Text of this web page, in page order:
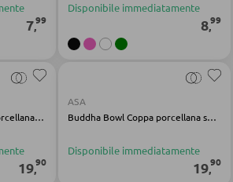
DA SOGGIORNO
divano
imbottite
ILLUMINOTECNICA
7,99
Disponibile immediatamente
8,99
Piatto gourmet Coppa porcellana shiso verde
19,90
ASA
Buddha Bowl Coppa porcellana shiso verde
Disponibile immediatamente
19,90